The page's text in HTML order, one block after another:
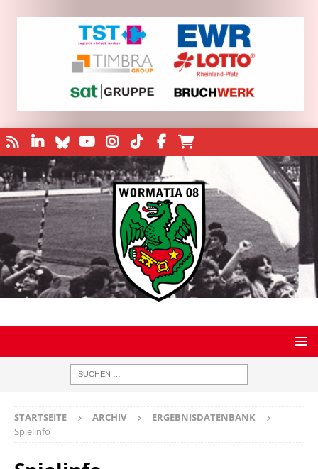
STARTSEITE ARCHIV
ERGEBNISDATENBANK
Spielinfo